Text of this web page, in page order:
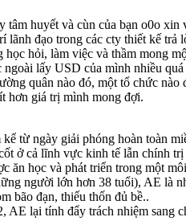
tâm huyết và cùn của bạn o0o
lãnh đạo trong các cty thiết kế
học hỏi, làm việc và thầm mong
ngoài lấy USD của mình nhiều
quân nào đó, một tổ chức
hơn giá trị mình mong đợi.
từ ngày giải phóng hoàn toàn
ở cả lĩnh vực kinh tế lẫn chính trị
ăn học và phát triển trong một
người lớn hơn 38 tuổi), AE là
bão đạn, thiếu thốn đủ bề..
AE lại tính đẩy trách nhiệm sang